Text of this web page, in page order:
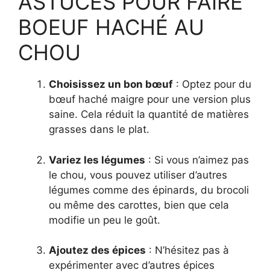
BOEUF HACHÉ AU
CHOU
Choisissez un bon bœuf : Optez pour du
bœuf haché maigre pour une version plus
saine. Cela réduit la quantité de matières
grasses dans le plat.
Variez les légumes : Si vous n’aimez pas
le chou, vous pouvez utiliser d’autres
légumes comme des épinards, du brocoli
ou même des carottes, bien que cela
modifie un peu le goût.
Ajoutez des épices : N’hésitez pas à
expérimenter avec d’autres épices